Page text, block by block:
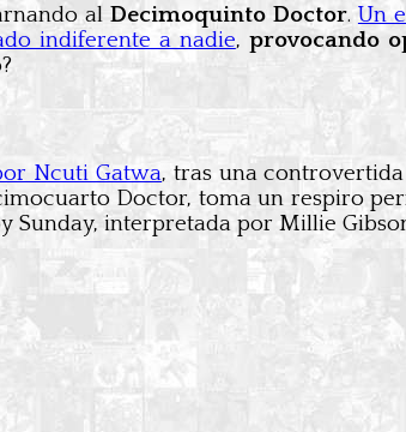
al Decimoquinto Doctor. Un
indiferente a nadie, provocando
Ncuti Gatwa, tras una
Doctor, toma un respiro
Sunday, interpretada por Millie